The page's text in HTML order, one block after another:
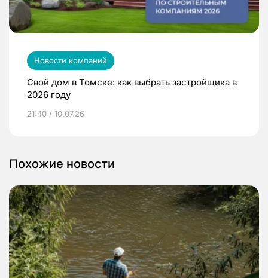
Новости компаний
Свой дом в Томске: как выбрать застройщика в
2026 году
21:40 / 10.07.26
Похожие новости